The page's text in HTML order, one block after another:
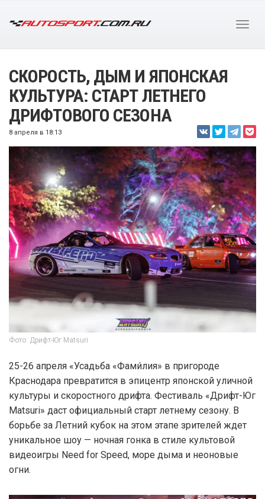
СКОРОСТЬ, ДЫМ И ЯПОНСКАЯ
КУЛЬТУРА: СТАРТ ЛЕТНЕГО
ДРИФТОВОГО СЕЗОНА
8 апреля в 18:13
Фото: Дрифт-Юг Matsuri
25-26 апреля «Усадьба «Фами́лия» в пригороде
Краснодара превратится в эпицентр японской уличной
культуры и скоростного дрифта. Фестиваль «Дрифт-Юг
Matsuri» даст официальный старт летнему сезону. В
борьбе за Летний кубок на этом этапе зрителей ждет
уникальное шоу — ночная гонка в стиле культовой
видеоигры Need for Speed, море дыма и неоновые
огни.